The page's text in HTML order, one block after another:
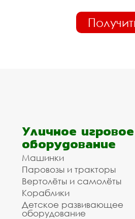
Уличное игровое
оборудование
Машинки
Паровозы и тракторы
Вертолёты и самолёты
Кораблики
Детское развивающее
оборудование